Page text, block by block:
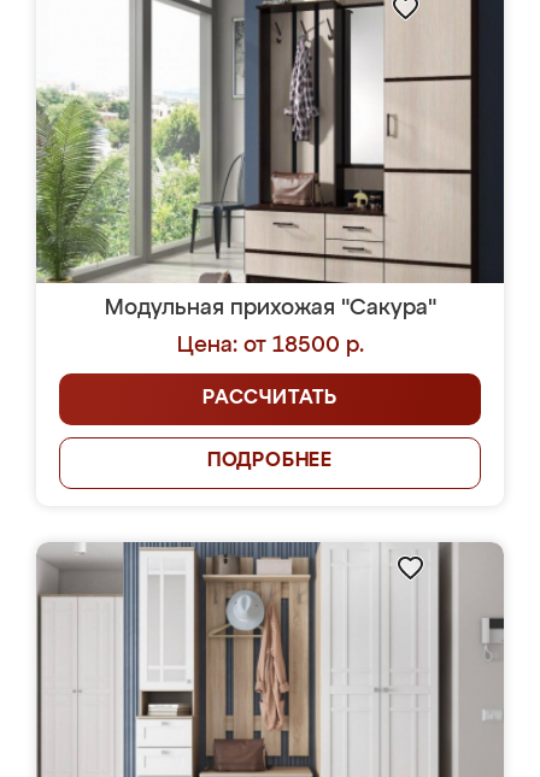
Модульная прихожая "Сакура"
Цена: от 18500 р.
РАССЧИТАТЬ
ПОДРОБНЕЕ